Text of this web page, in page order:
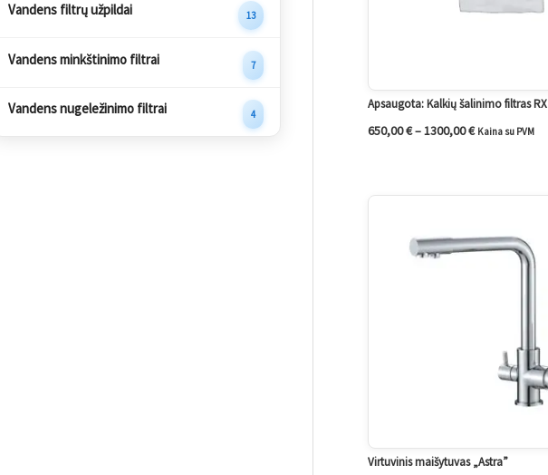
Vandens filtrų užpildai 13
Vandens minkštinimo filtrai 7
Vandens nugeležinimo filtrai 4
Apsaugota: Kalkių šalinimo filtras RX
650,00€–1300,00€ Kaina su PVM
Virtuvinis maišytuvas „Astra”
95,00 €
through